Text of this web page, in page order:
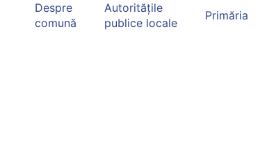
Despre
comună
Autoritățile
publice locale
Primăria